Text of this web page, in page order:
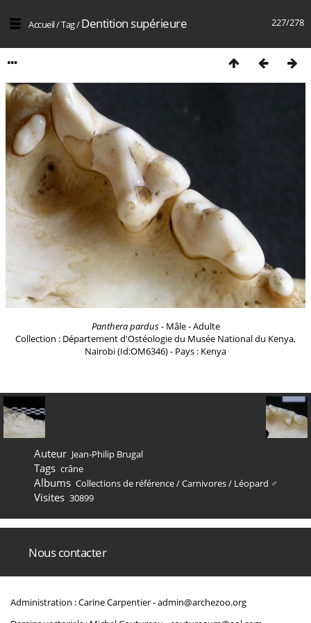
227/278
Accueil/Tag/Dentition supérieure
Panthera pardus- Mâle - Adulte
Collection : Département d'Ostéologie du Musée National du Kenya,
Nairobi (Id:OM6346) - Pays : Kenya
Auteur Jean-Philip Brugal
Tags crâne
Albums Collections de référence/Carnivores/ Léopard ♂
Visites 30899
Nous contacter
Administration : Carine Carpentier -admin@archezoo.org